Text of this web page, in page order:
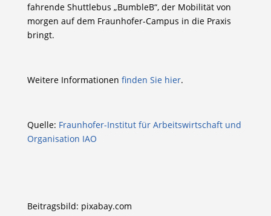
fahrende Shuttlebus „BumbleB“, der Mobilität von
morgen auf dem Fraunhofer-Campus in die Praxis
bringt.
Weitere Informationen finden Sie hier.
Quelle: Fraunhofer-Institut für Arbeitswirtschaft und
Organisation IAO
Beitragsbild: pixabay.com